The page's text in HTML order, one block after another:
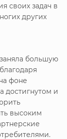
своих задач в
других
большую
фоне
достигнутом и
высоким